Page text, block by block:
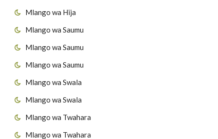
Mlango wa Hija
Mlango wa Saumu
Mlango wa Saumu
Mlango wa Saumu
Mlango wa Swala
Mlango wa Swala
Mlango wa Twahara
Mlango wa Twahara